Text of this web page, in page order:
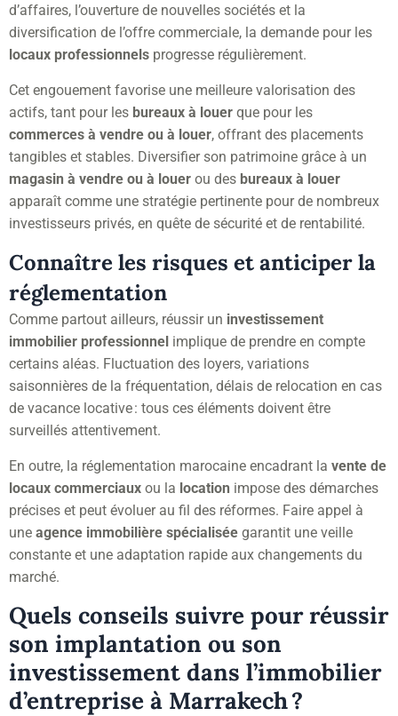
d’affaires, l’ouverture de nouvelles sociétés et la
diversification de l’offre commerciale, la demande pour les
locaux professionnels progresse régulièrement.
Cet engouement favorise une meilleure valorisation des
actifs, tant pour les bureaux à louer que pour les
commerces à vendre ou à louer, offrant des placements
tangibles et stables. Diversifier son patrimoine grâce à un
magasin à vendre ou à louer ou des bureaux à louer
apparaît comme une stratégie pertinente pour de nombreux
investisseurs privés, en quête de sécurité et de rentabilité.
Connaître les risques et anticiper la
réglementation
Comme partout ailleurs, réussir un investissement
immobilier professionnel implique de prendre en compte
certains aléas. Fluctuation des loyers, variations
saisonnières de la fréquentation, délais de relocation en cas
de vacance locative : tous ces éléments doivent être
surveillés attentivement.
En outre, la réglementation marocaine encadrant la vente de
locaux commerciaux ou la location impose des démarches
précises et peut évoluer au fil des réformes. Faire appel à
une agence immobilière spécialisée garantit une veille
constante et une adaptation rapide aux changements du
marché.
Quels conseils suivre pour réussir
son implantation ou son
investissement dans l’immobilier
d’entreprise à Marrakech ?